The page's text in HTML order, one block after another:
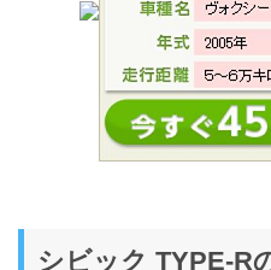
シビック TYPE-R